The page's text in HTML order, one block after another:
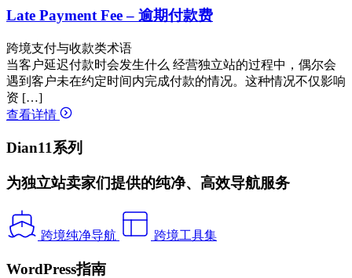
Late Payment Fee – 逾期付款费
跨境支付与收款类术语
当客户延迟付款时会发生什么 经营独立站的过程中，偶尔会
遇到客户未在约定时间内完成付款的情况。这种情况不仅影响
资 […]
查看详情
Dian11系列
为独立站卖家们提供的纯净、高效导航服务
跨境纯净导航 跨境工具集
WordPress指南